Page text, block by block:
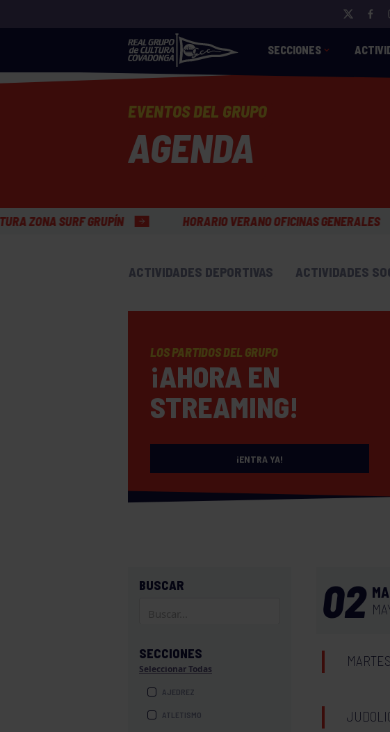
SECCIONES
EVENTOS DEL GRUPO
AGENDA
HORARIO VERANO OFICINAS GENERALES
ACTIVIDADES DEPORTIVAS ACTIVIDADES
LOS PARTIDOS DEL GRUPO
¡AHORA EN
STREAMING!
¡ENTRA YA!
BUSCAR
SECCIONES
Seleccionar Todas
AJEDREZ
ATLETISMO
02